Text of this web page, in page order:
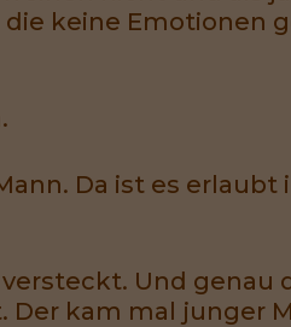
keine Emotionen
Da ist es erlaubt
Und genau
kam mal junger